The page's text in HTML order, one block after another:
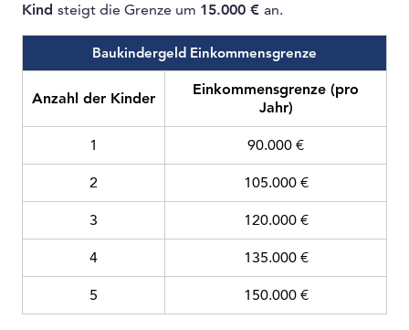
Kind steigt die Grenze um 15.000 € an.
Baukindergeld Einkommensgrenze
Anzahl der Kinder
Einkommensgrenze (pro
Jahr)
1 90.000 €
2 105.000 €
3 120.000 €
4 135.000 €
5 150.000 €